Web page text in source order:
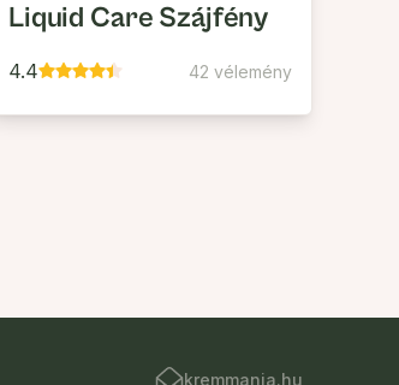
Liquid Care Szájfény
4.4 42 vélemény
kremmania.hu